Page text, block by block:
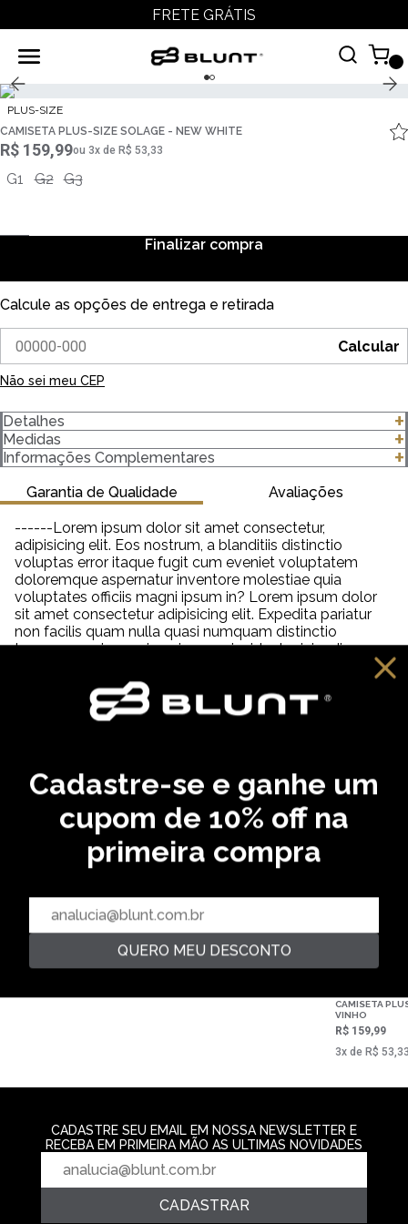
FRETE GRÁTIS
PLUS-SIZE
CAMISETA PLUS-SIZE SOLAGE - NEW WHITE
R$ 159,99ou 3x de R$ 53,33
G1 G2 G3
Finalizar compra
Calcule as opções de entrega e retirada
Calcular
Não sei meu CEP
Detalhes
-Modelagem Plus-Size
-100% algodão
-Gola canelada 2,5 Centímetros (cm) 2x1 com Elastano
-Gramatura 182 g/m²
Importante saber:
-As cores podem ter algumas variações de acordo com o
monitor ou dispositivo que está utilizando.
-Em produtos de algodão pode haver encolhimento de 2,5 a
3%.
Medidas
clique para abrir as medidas
Informações Complementares
Garantia de Qualidade
------Lorem ipsum dolor sit amet consectetur,
adipisicing elit. Eos nostrum, a blanditiis distinctio
voluptas error itaque fugit cum eveniet voluptatem
doloremque aspernatur inventore molestiae quia
voluptates officiis magni ipsum in? Lorem ipsum dolor
sit amet consectetur adipisicing elit. Expedita pariatur
non facilis quam nulla quasi numquam distinctio
tempora veniam quia quisquam incidunt reiciendis,
saepe neque unde labore illum dolor provident. Lorem
ipsum dolor sit amet consectetur adipisicing elit. Aut
distinctio adipisci hic molestiae, amet quibusdam
cupiditate inventore fugit eveniet aliquam similique
Avaliações
VOCÊ PODE GOSTAR
CAMISETA PLUS-SIZE SOLAGE -
R$ 159,99
3‌x de R$ 53,33
PLUS-SIZE
CAMISETA PLUS-SIZE PATRIA -
PRETO
3‌x de R$ 53,33
CAMISETA
VINHO
R$ 159,99
3‌x de R$
Cadastre-se e ganhe um
cupom de 10% off na
primeira compra
QUERO MEU DESCONTO
CADASTRE SEU EMAIL EM NOSSA NEWSLETTER E
RECEBA EM PRIMEIRA MÃO AS ULTIMAS NOVIDADES
CADASTRAR